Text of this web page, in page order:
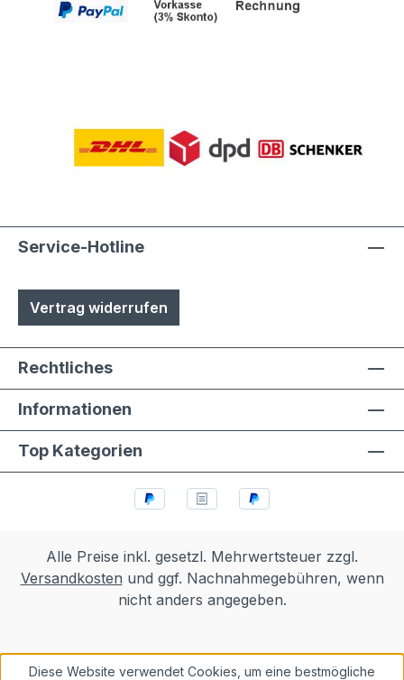
Service-Hotline
Vertrag widerrufen
Rechtliches
Informationen
Top Kategorien
Alle Preise inkl. gesetzl. Mehrwertsteuer zzgl.
Versandkosten und ggf. Nachnahmegebühren, wenn
nicht anders angegeben.
Diese Website verwendet Cookies, um eine bestmögliche